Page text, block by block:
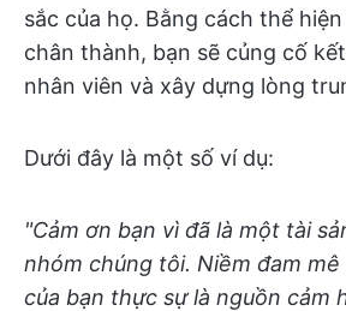
sắc của họ. Bằng cách thể
chân thành, bạn sẽ củng cố
nhân viên và xây dựng lòng
Dưới đây là một số ví dụ:
"Cảm ơn bạn vì đã là một tài
nhóm chúng tôi. Niềm đam
của bạn thực sự là nguồn cảm